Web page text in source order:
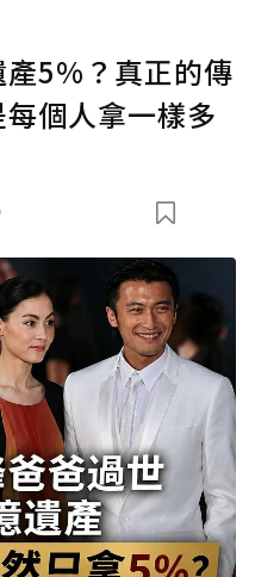
5%？真正的傳
個人拿一樣多